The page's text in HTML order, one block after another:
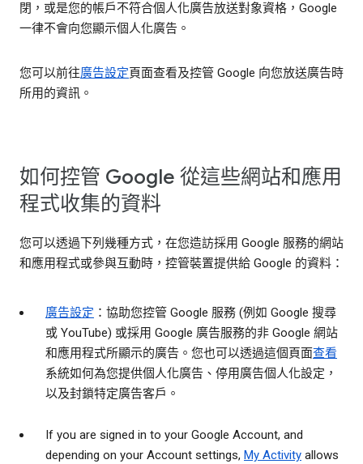
閉，或是您的帳戶不符合個人化廣告放送對象資格，Google
一律不會向您顯示個人化廣告。
您可以前往廣告設定頁面查看及控管 Google 向您放送廣告時
所用的資訊。
如何控管 Google 從這些網站和應用
程式收集的資料
您可以透過下列幾種方式，在您造訪採用 Google 服務的網站
和應用程式或參與互動時，控管裝置提供給 Google 的資料：
廣告設定 ：協助您控管 Google 服務 (例如 Google 搜尋
或 YouTube) 或採用 Google 廣告服務的非 Google 網站
和應用程式所顯示的廣告。您也可以透過這個頁面查看
系統如何為您提供個人化廣告、停用廣告個人化設定，
以及封鎖特定廣告客戶。
If you are signed in to your Google Account, and
depending on your Account settings, My Activity allows